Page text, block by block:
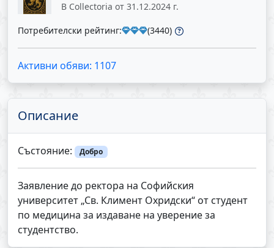
В Collectoria от 31.12.2024 г.
Потребителски рейтинг: (3440)
Активни обяви: 1107
Описание
Състояние: Добро
Заявление до ректора на Софийския
университет „Св. Климент Охридски“ от студент
по медицина за издаване на уверение за
студентство.